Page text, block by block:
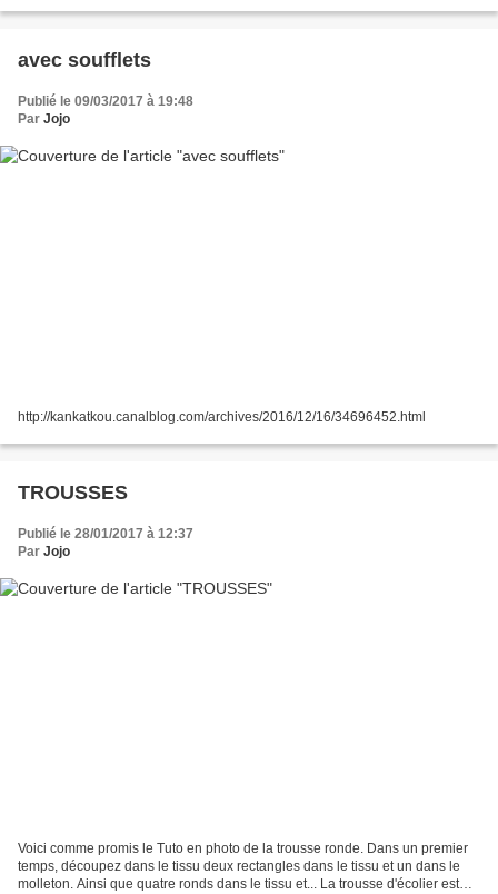
avec soufflets
Publié le 09/03/2017 à 19:48
Par Jojo
http://kankatkou.canalblog.com/archives/2016/12/16/34696452.html
TROUSSES
Publié le 28/01/2017 à 12:37
Par Jojo
Voici comme promis le Tuto en photo de la trousse ronde. Dans un premier
temps, découpez dans le tissu deux rectangles dans le tissu et un dans le
molleton. Ainsi que quatre ronds dans le tissu et... La trousse d'écolier est